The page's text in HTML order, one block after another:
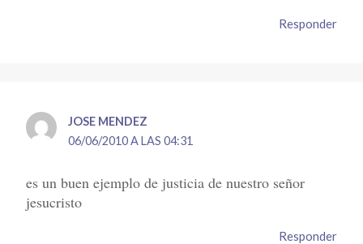
Responder
JOSE MENDEZ
06/06/2010 A LAS 04:31
es un buen ejemplo de justicia de nuestro señor
jesucristo
Responder